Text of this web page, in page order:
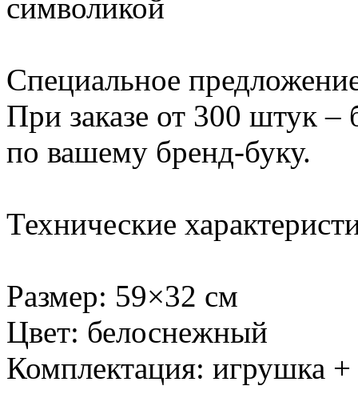
символикой
Специальное
При заказе от 300 штук –
по вашему бренд-буку.
Технические
Размер: 59×32 см
Цвет: белоснежный
Комплектация: игрушка